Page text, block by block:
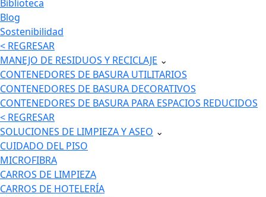
Biblioteca
Blog
Sostenibilidad
< REGRESAR
MANEJO DE RESIDUOS Y RECICLAJE ⌄
CONTENEDORES DE BASURA UTILITARIOS
CONTENEDORES DE BASURA DECORATIVOS
CONTENEDORES DE BASURA PARA ESPACIOS REDUCIDOS
< REGRESAR
SOLUCIONES DE LIMPIEZA Y ASEO ⌄
CUIDADO DEL PISO
MICROFIBRA
CARROS DE LIMPIEZA
CARROS DE HOTELERÍA